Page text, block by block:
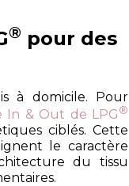
® pour des
à domicile. Pour
In & Out de LPG®
ciblés. Cette
le caractère
du tissu